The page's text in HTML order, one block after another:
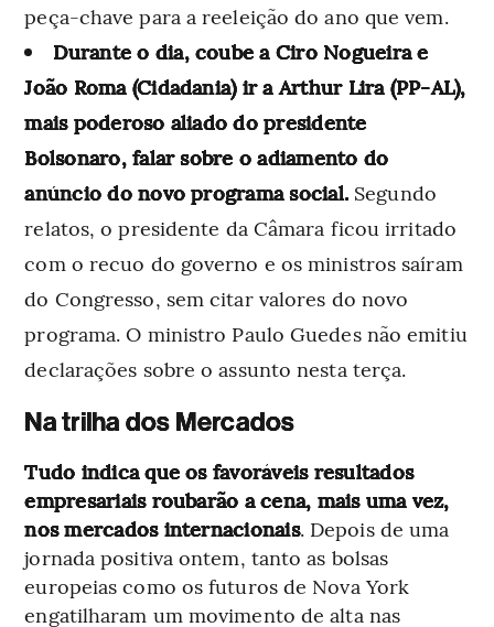
peça-chave para a reeleição do ano que vem.
Durante o dia, coube a Ciro Nogueira e
João Roma (Cidadania) ir a Arthur Lira (PP-AL),
mais poderoso aliado do presidente
Bolsonaro, falar sobre o adiamento do
anúncio do novo programa social. Segundo
relatos, o presidente da Câmara ficou irritado
com o recuo do governo e os ministros saíram
do Congresso, sem citar valores do novo
programa. O ministro Paulo Guedes não emitiu
declarações sobre o assunto nesta terça.
Na trilha dos Mercados
Tudo indica que os favoráveis resultados
empresariais roubarão a cena, mais uma vez,
nos mercados internacionais. Depois de uma
jornada positiva ontem, tanto as bolsas
europeias como os futuros de Nova York
engatilharam um movimento de alta nas